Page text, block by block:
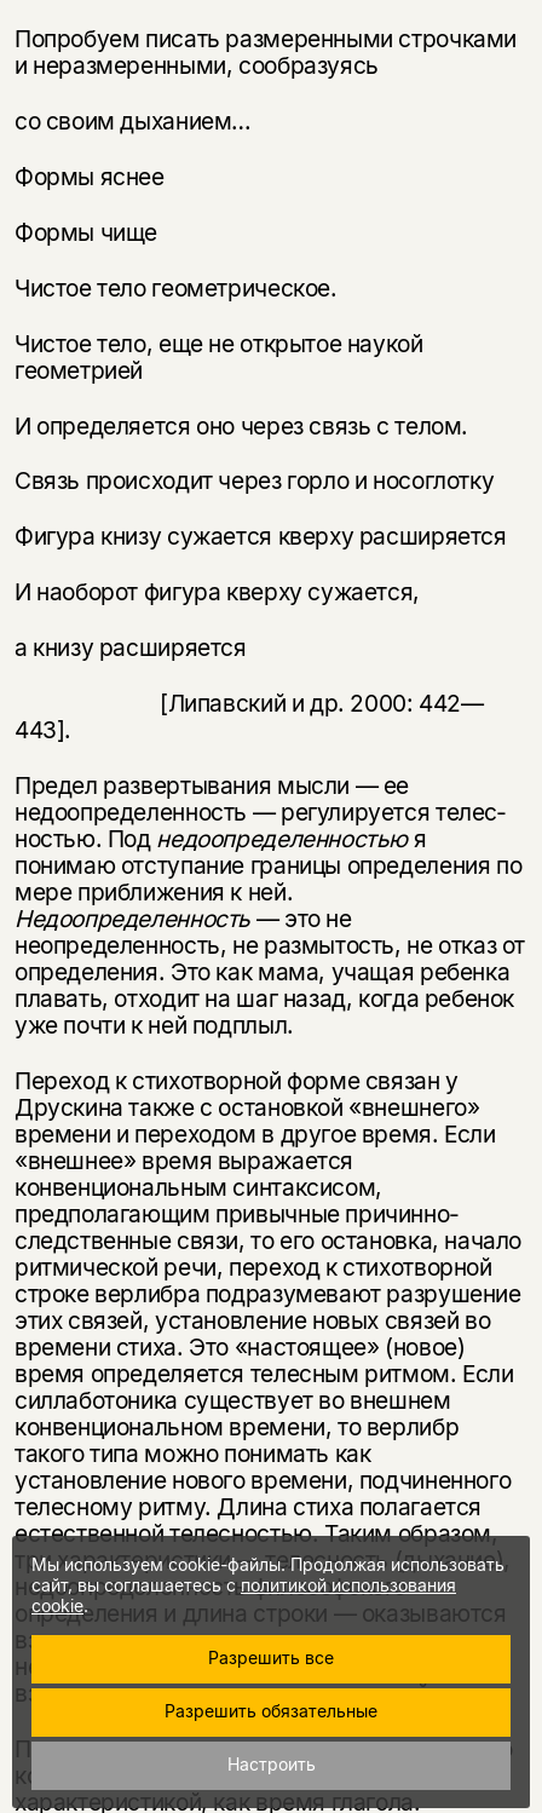
Попробуем писать размеренными строчками
и неразмеренными, сообразуясь
со своим дыханием…
Формы яснее
Формы чище
Чистое тело геометрическое.
Чистое тело, еще не открытое наукой
геометрией
И определяется оно через связь с телом.
Связь происходит через горло и носоглотку
Фигура книзу сужается кверху расширяется
И наоборот фигура кверху сужается,
а книзу расширяется
[Липавский и др. 2000: 442—
443].
Предел развертывания мысли — ее
недоопределенность — регулируется телес­
ностью. Под недоопределенностьюя
понимаю отступание границы определения по
мере приближения к ней.
Недоопределенность — это не
неопределенность, не размытость, не отказ от
определения. Это как мама, учащая ребенка
плавать, отходит на шаг назад, когда ребенок
уже почти к ней подплыл.
Переход к стихотворной форме связан у
Друскина также с остановкой «внешнего»
времени и переходом в другое время. Если
«внешнее» время выражается
конвенциональным синтаксисом,
предполагающим привычные причинно-
следственные связи, то его остановка, начало
ритмической речи, переход к стихотворной
строке верлибра подразумевают разрушение
этих связей, установление новых связей во
времени стиха. Это «настоящее» (новое)
время определяется телесным ритмом. Если
силлаботоника существует во внешнем
конвенциональном времени, то верлибр
такого типа можно понимать как
установление нового времени, подчиненного
телесному ритму. Длина стиха полагается
естественной телесностью. Таким образом,
три характеристики — телесность (дыхание),
недоопределенность философского
определения и дли­на строки — оказываются
взаимосвязанными и помещенными в
некоторое «настоящее» время, где эта
взаимосвязь оказывается возможной.
Попутно отметим, что длина строки косвенно
коррелирует и с такой грамматической
характеристикой, как время глагола.
Мы используем cookie-файлы. Продолжая использовать
сайт, вы соглашаетесь сполитикой использования
cookie.
Разрешить все
Разрешить обязательные
Настроить